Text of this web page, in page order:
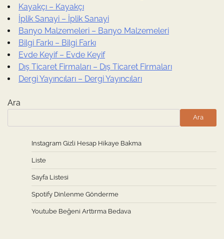
Kayakçı – Kayakçı
İplik Sanayi – İplik Sanayi
Banyo Malzemeleri – Banyo Malzemeleri
Bilgi Farkı – Bilgi Farkı
Evde Keyif – Evde Keyif
Dış Ticaret Firmaları – Dış Ticaret Firmaları
Dergi Yayıncıları – Dergi Yayıncıları
Ara
Ara
Instagram Gizli Hesap Hikaye Bakma
Liste
Sayfa Listesi
Spotify Dinlenme Gönderme
Youtube Beğeni Arttırma Bedava